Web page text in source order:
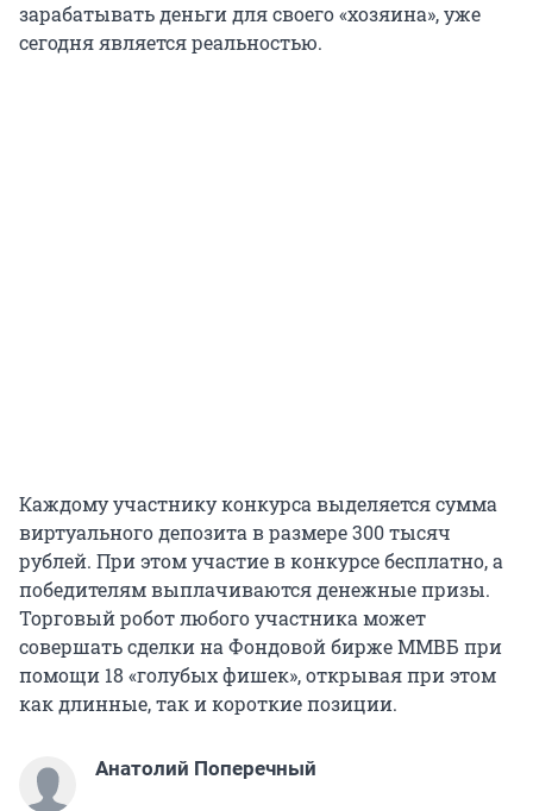
зарабатывать деньги для своего «хозяина», уже
сегодня является реальностью.
Каждому участнику конкурса выделяется сумма
виртуального депозита в размере 300 тысяч
рублей. При этом участие в конкурсе бесплатно, а
победителям выплачиваются денежные призы.
Торговый робот любого участника может
совершать сделки на Фондовой бирже ММВБ при
помощи 18 «голубых фишек», открывая при этом
как длинные, так и короткие позиции.
Анатолий Поперечный